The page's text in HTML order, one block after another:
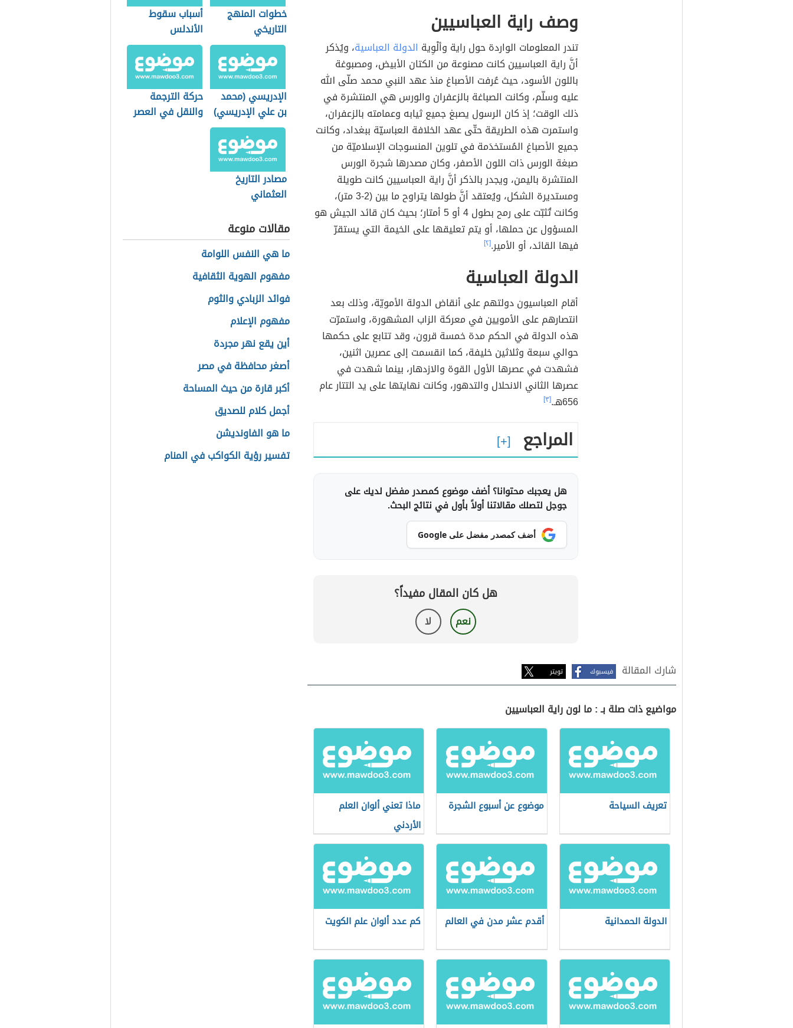
وصف راية العباسيين
تندر المعلومات الواردة حول راية وألْوِية الدولة العباسية، ويُذكر
أنَّ راية العباسيين كانت مصنوعة من الكتان الأبيض، ومصبوغة
باللون الأسود، حيث عُرفت الأصباغ منذ عهد النبي محمد صلّى الله
عليه وسلّم، وكانت الصباغة بالزعفران والورس هي المنتشرة في
ذلك الوقت؛ إذ كان الرسول يصبغ جميع ثيابه وعمامته بالزعفران،
واستمرت هذه الطريقة حتّى عهد الخلافة العباسيّة ببغداد، وكانت
جميع الأصباغ المُستخدَمة في تلوين المنسوجات الإسلاميّة من
صبغة الورس ذات اللون الأصفر، وكان مصدرها شجرة الورس
المنتشرة باليمن، ويجدر بالذكر أنَّ راية العباسيين كانت طويلة
ومستديرة الشكل، ويُعتقد أنَّ طولها يتراوح ما بين (2-3 متر)،
وكانت تُثبّت على رمح بطول 4 أو 5 أمتار؛ بحيث كان قائد الجيش هو
المسؤول عن حملها، أو يتم تعليقها على الخيمة التي يستقرّ
فيها القائد، أو الأمير.[٢]
الدولة العباسية
أقام العباسيون دولتهم على أنقاض الدولة الأمويّة، وذلك بعد
انتصارهم على الأمويين في معركة الزاب المشهورة، واستمرّت
هذه الدولة في الحكم مدة خمسة قرون، وقد تتابع على حكمها
حوالي سبعة وثلاثين خليفة، كما انقسمت إلى عصرين اثنين،
فشهدت في عصرها الأول القوة والازدهار، بينما شهدت في
عصرها الثاني الانحلال والتدهور، وكانت نهايتها على يد التتار عام
656هـ.
[٣]
المراجع
هل يعجبك محتوانا؟ أضف موضوع كمصدر مفضل لديك على
جوجل لتصلك مقالاتنا أولاً بأول في نتائج البحث.
أضف كمصدر مفضل على Google
هل كان المقال مفيداً؟
نعم لا
شارك المقالة فيسبوك تويتر
مواضيع ذات صلة بـ : ما لون راية العباسيين
تعريف السياحة موضوع عن أسبوع الشجرة
ماذا تعني ألوان العلم
الأردني
الدولة الحمدانية أقدم عشر مدن في العالم كم عدد ألوان علم الكويت
خطوات المنهج
التاريخي
أسباب سقوط
الأندلس
الإدريسي (محمد
بن علي الإدريسي)
حركة الترجمة
والنقل في العصر
مصادر التاريخ
العثماني
مقالات منوعة
ما هي النفس اللوامة
مفهوم الهوية الثقافية
فوائد الزبادي والثوم
مفهوم الإعلام
أين يقع نهر مجردة
أصغر محافظة في مصر
أكبر قارة من حيث المساحة
أجمل كلام للصديق
ما هو الفاونديشن
تفسير رؤية الكواكب في المنام